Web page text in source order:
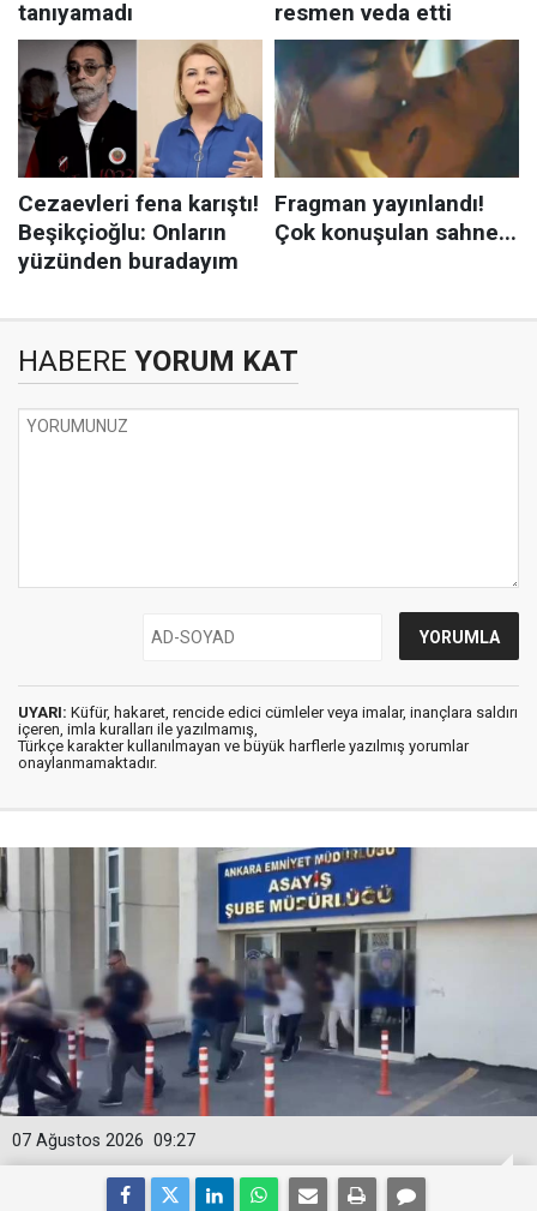
HABERE YORUM KAT
UYARI: Küfür, hakaret, rencide edici cümleler veya imalar, inançlara saldırı
içeren, imla kuralları ile yazılmamış,
Türkçe karakter kullanılmayan ve büyük harflerle yazılmış yorumlar
onaylanmamaktadır.
09:27
07 Ağustos 2026